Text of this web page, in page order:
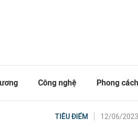
Công nghệ Phong
TIÊU ĐIỂM 12/06/